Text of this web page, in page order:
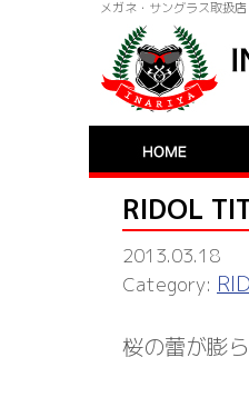
メガネ・サングラス取扱店
RIDOL
2013.03.18
桜の蕾が膨